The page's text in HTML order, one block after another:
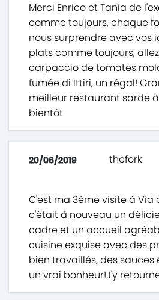
Merci Enrico et Tania de
comme toujours, chaque
nous surprendre avec vos
plats comme toujours,
carpaccio de tomates
fumée di Ittiri, un régal!
meilleur restaurant sarde à
bientôt
20/06/2019 thefork
C'est ma 3ème visite à Via
c'était à nouveau un
cadre et un accueil
cuisine exquise avec des
bien travaillés, des sauces
un vrai bonheur!J'y